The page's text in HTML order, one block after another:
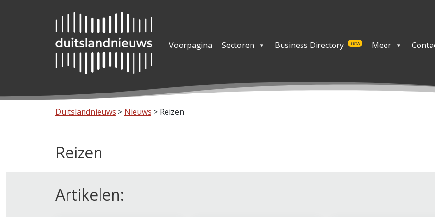
Voorpagina Sectoren Business Directory BETA Meer
Duitslandnieuws > Nieuws > Reizen
Reizen
Artikelen: